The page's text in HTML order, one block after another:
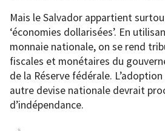
Mais le Salvador appartient
‘économies dollarisées’. En
monnaie nationale, on se rend
fiscales et monétaires du
de la Réserve fédérale.
autre devise nationale devrait
d’indépendance.